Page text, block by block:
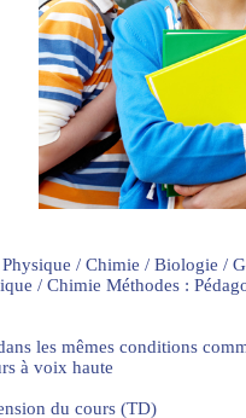
/ Chimie / Biologie /
/ Chimie Méthodes :
les mêmes conditions
à voix haute
du cours (TD)